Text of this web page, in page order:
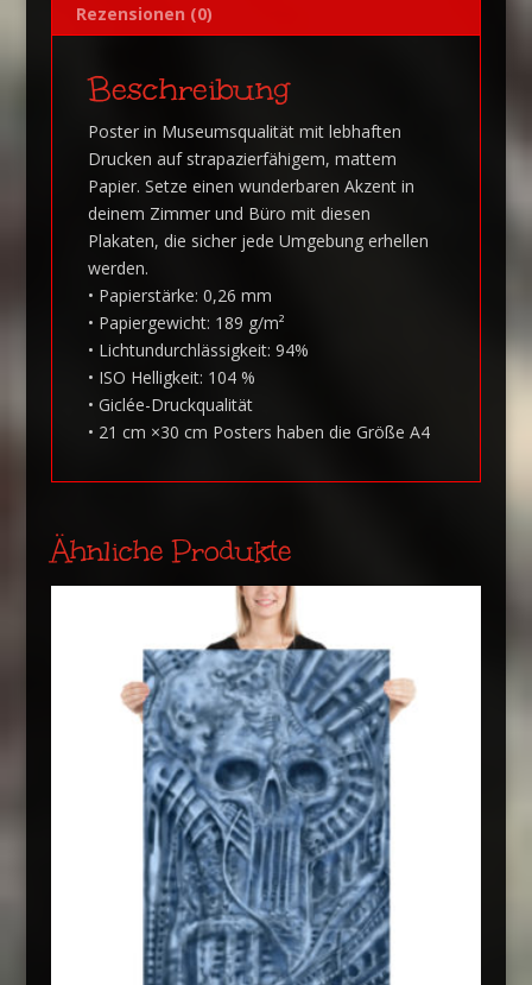
Rezensionen (0)
Beschreibung
Poster in Museumsqualität mit lebhaften
Drucken auf strapazierfähigem, mattem
Papier. Setze einen wunderbaren Akzent in
deinem Zimmer und Büro mit diesen
Plakaten, die sicher jede Umgebung erhellen
werden.
• Papierstärke: 0,26 mm
• Papiergewicht: 189 g/m²
• Lichtundurchlässigkeit: 94%
• ISO Helligkeit: 104 %
• Giclée-Druckqualität
• 21 cm ×30 cm Posters haben die Größe A4
Ähnliche Produkte